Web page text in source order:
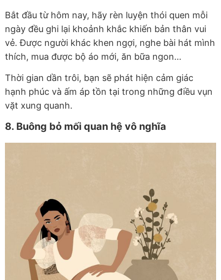
Bắt đầu từ hôm nay, hãy rèn luyện thói quen mỗi
ngày đều ghi lại khoảnh khắc khiến bản thân vui
vẻ. Được người khác khen ngợi, nghe bài hát mình
thích, mua được bộ áo mới, ăn bữa ngon…
Thời gian dần trôi, bạn sẽ phát hiện cảm giác
hạnh phúc và ấm áp tồn tại trong những điều vụn
vặt xung quanh.
8. Buông bỏ mối quan hệ vô nghĩa